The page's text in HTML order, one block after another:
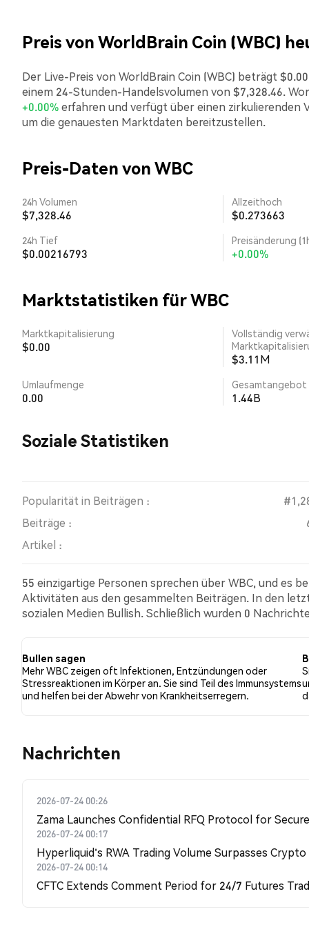
Preis von WorldBrain Coin (WBC)
Der Live-Preis von WorldBrain Coin (WBC) beträgt
einem 24-Stunden-Handelsvolumen von $7,328.46.
+0.00%erfahren und verfügt über einen zirkulierenden
um die genauesten Marktdaten bereitzustellen.
Preis-Daten von WBC
24h Volumen
$7,328.46
Allzeithoch
$0.273663
24h Tief
$0.00216793
Preisänderung
+0.00%
Marktstatistiken für WBC
Marktkapitalisierung
$0.00
Vollständig
$3.11M
Umlaufmenge
0.00
Gesamtangebot
1.44B
Soziale Statistiken
Popularität in Beiträgen :
Beiträge :
Artikel :
55 einzigartige Personen sprechen über WBC, und es
Aktivitäten aus den gesammelten Beiträgen. In den
sozialen Medien Bullish. Schließlich wurden 0
Bullen sagen
Mehr WBC zeigen oft Infektionen, Entzündungen oder
Stressreaktionen im Körper an. Sie sind Teil des Immunsystems
und helfen bei der Abwehr von Krankheitserregern.
Nachrichten
2026-07-24 00:26
Zama Launches Confidential RFQ Protocol for
2026-07-24 00:17
Hyperliquid's RWA Trading Volume Surpasses
2026-07-24 00:14
CFTC Extends Comment Period for 24/7 Futures